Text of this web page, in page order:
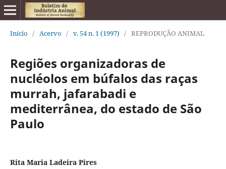
Início / Acervo / v. 54 n. 1 (1997) / REPRODUÇÃO ANIMAL
Regiões organizadoras de
nucléolos em búfalos das raças
murrah, jafarabadi e
mediterrânea, do estado de São
Paulo
Rita Maria Ladeira Pires